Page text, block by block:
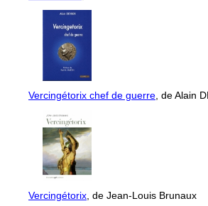
Vercingétorix chef de guerre, de Alain
Vercingétorix, de Jean-Louis Brunaux